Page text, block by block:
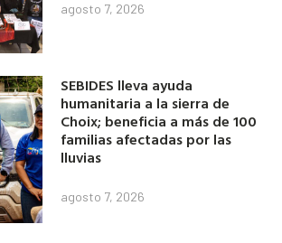
agosto 7, 2026
SEBIDES lleva ayuda
humanitaria a la sierra de
Choix; beneficia a más de 100
familias afectadas por las
lluvias
agosto 7, 2026